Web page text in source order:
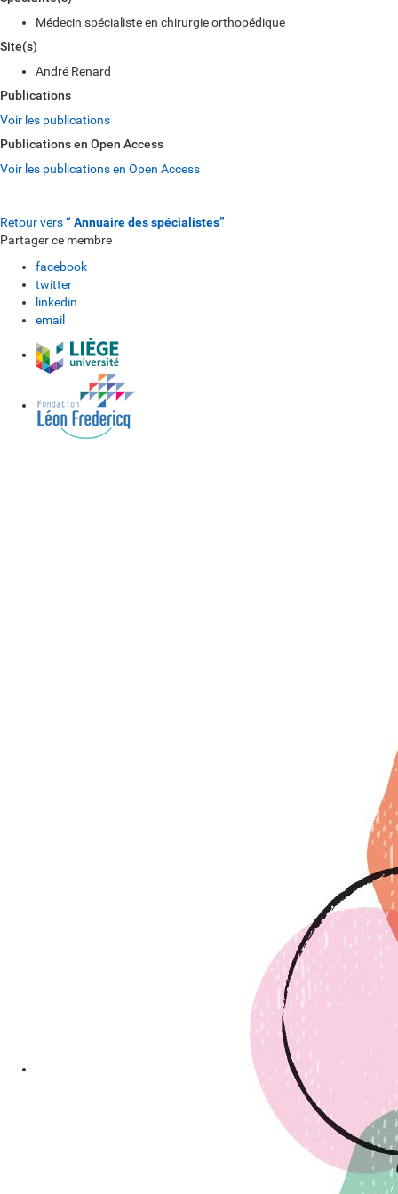
Médecin spécialiste en chirurgie orthopédique
Site(s)
André Renard
Publications
Voir les publications
Publications en Open Access
Voir les publications en Open Access
Retour vers“ Annuaire des spécialistes”
Partager ce membre
facebook
twitter
linkedin
email